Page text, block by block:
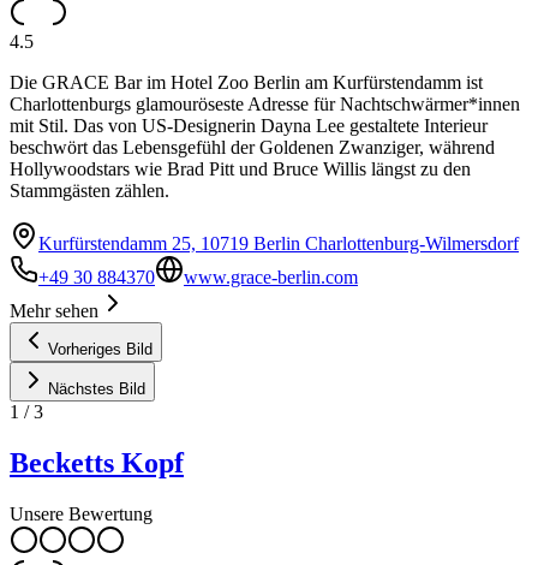
4.5
Die GRACE Bar im Hotel Zoo Berlin am Kurfürstendamm ist
Charlottenburgs glamouröseste Adresse für Nachtschwärmer*innen
mit Stil. Das von US-Designerin Dayna Lee gestaltete Interieur
beschwört das Lebensgefühl der Goldenen Zwanziger, während
Hollywoodstars wie Brad Pitt und Bruce Willis längst zu den
Stammgästen zählen.
Kurfürstendamm 25, 10719 Berlin Charlottenburg-Wilmersdorf
+49 30 884370
www.grace-berlin.com
Mehr sehen
Vorheriges Bild
Nächstes Bild
1 /3
Becketts Kopf
Unsere Bewertung